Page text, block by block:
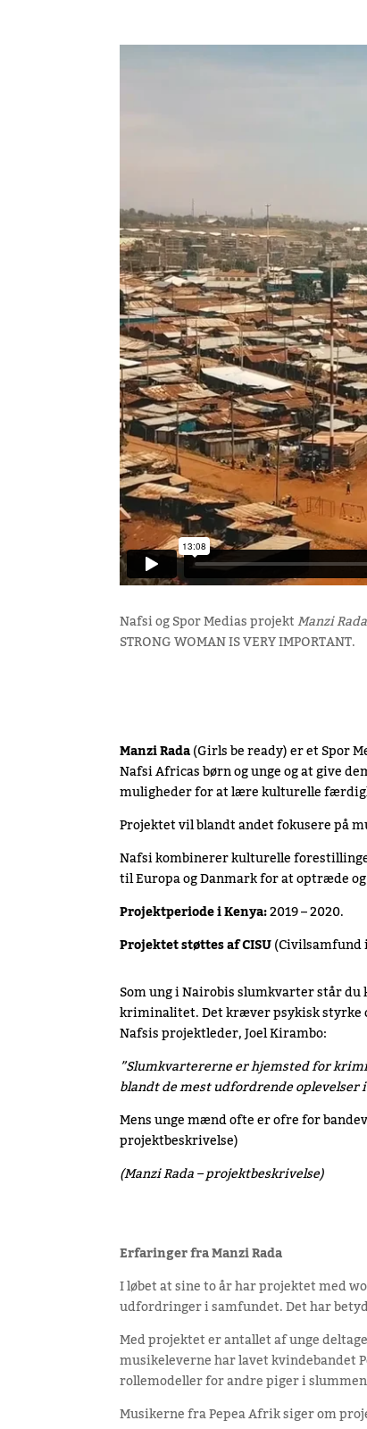
Nafsi og Spor Medias projektManzi Rada
STRONG WOMAN IS VERY IMPORTANT.
Manzi Rada(Girls be ready) er et Spor
Nafsi Africasbørn og unge og at give
muligheder for at lære kulturelle
Projektet vil blandt andet fokusere på
Nafsi kombinerer kulturelle
til Europa og Danmark for at optræde
Projektperiode i Kenya:2019 – 2020.
Projektet støttes afCISU
Som ung i Nairobis slumkvarter står
kriminalitet. Det kræver psykisk styrke
Nafsis projektleder, Joel Kirambo:
”Slumkvartererne er hjemsted for
blandt de mest udfordrende oplevelser
Mens unge mænd ofte er ofre for
projektbeskrivelse)
(Manzi Rada – projektbeskrivelse)
Erfaringer fra Manzi Rada
I løbet at sine to år har projektet med
udfordringer i samfundet. Det har
Med projektet er antallet af unge
musikeleverne har lavet kvindebandet
rollemodeller for andre piger i
Musikerne fra Pepea Afrik siger om